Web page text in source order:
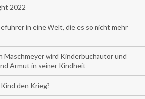
2022
in eine Welt, die es so nicht mehr
Maschmeyer wird Kinderbuchautor und
Armut in seiner Kindheit
den Krieg?